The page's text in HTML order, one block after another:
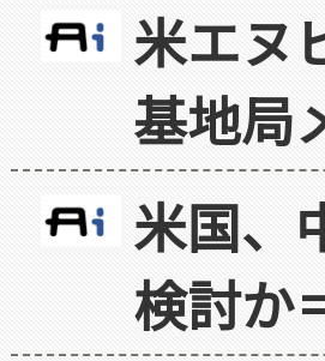
米エヌ
基地局
米国、
検討か